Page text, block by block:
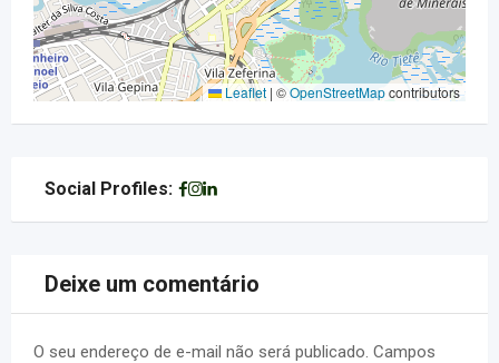
Leaflet | ©OpenStreetMapcontributors
Social Profiles:
Deixe um comentário
O seu endereço de e-mail não será publicado. Campos